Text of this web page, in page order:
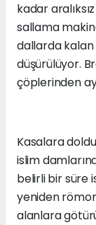
kadar
sallama
dallarda kalan
düşürülüyor.
çöplerinden
Kasalara
islim
belirli bir süre
yeniden
alanlara